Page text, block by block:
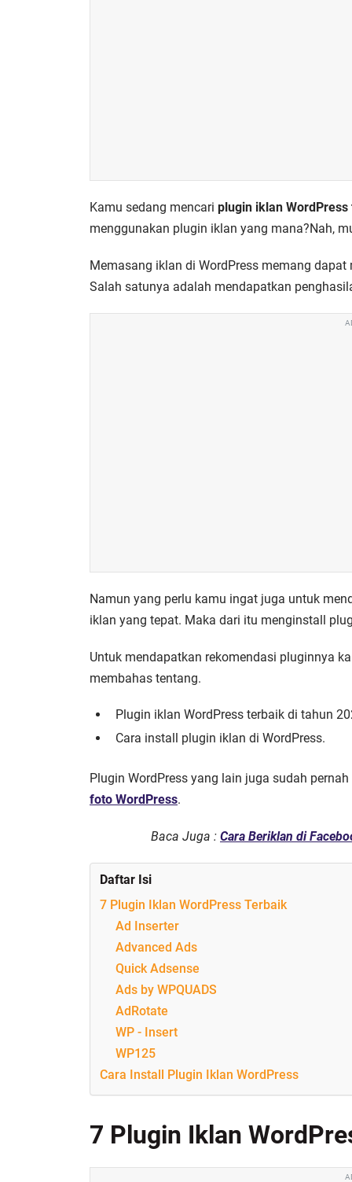
Kamu sedang mencari plugin iklan
menggunakan plugin iklan yang mana?Nah,
Memasang iklan di WordPress memang
Salah satunya adalah mendapatkan
Namun yang perlu kamu ingat juga untuk
iklan yang tepat. Maka dari itu menginstall
Untuk mendapatkan rekomendasi pluginnya
membahas tentang.
Plugin iklan WordPress terbaik di tahun
Cara install plugin iklan di WordPress.
Plugin WordPress yang lain juga sudah
foto WordPress.
Baca Juga : Cara Beriklan di
Daftar Isi
7 Plugin Iklan WordPress Terbaik
Ad Inserter
Advanced Ads
Quick Adsense
Ads by WPQUADS
AdRotate
WP - Insert
WP125
Cara Install Plugin Iklan WordPress
7 Plugin Iklan